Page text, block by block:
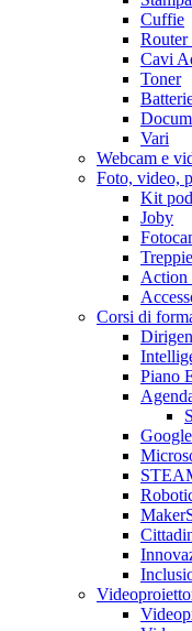
Cuffie
Router
Cavi
Toner
Vari
Webcam e
Foto, video,
Kit
Joby
Action
Corsi di
Piano